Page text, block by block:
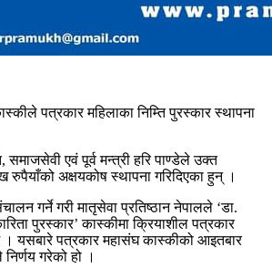
पत्रकार महिलाका निम्ति पुरस्कार स्थापना
समाजसेवी एवं पूर्व मन्त्री हरि पाण्डेले उक्त
रुपैयाँको अक्षयकोष स्थापना गरिदिएका हुन् ।
गर्ने गरी मातृसेवा प्रतिष्ठान नेपालले ‘डा.
पुरस्कार’ कास्कीमा क्रियाशील पत्रकार
। यसबारे पत्रकार महासंघ कास्कीको आइतबार
गरेको हो ।